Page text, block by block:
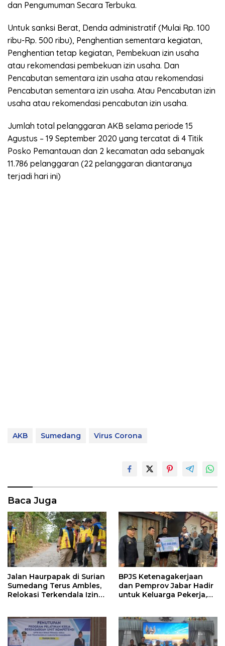
dan Pengumuman Secara Terbuka.
Untuk sanksi Berat, Denda administratif (Mulai Rp. 100
ribu-Rp. 500 ribu), Penghentian sementara kegiatan,
Penghentian tetap kegiatan, Pembekuan izin usaha
atau rekomendasi pembekuan izin usaha. Dan
Pencabutan sementara izin usaha atau rekomendasi
Pencabutan sementara izin usaha. Atau Pencabutan izin
usaha atau rekomendasi pencabutan izin usaha.
Jumlah total pelanggaran AKB selama periode 15
Agustus – 19 September 2020 yang tercatat di 4 Titik
Posko Pemantauan dan 2 kecamatan ada sebanyak
11.786 pelanggaran (22 pelanggaran diantaranya
terjadi hari ini)
AKB Sumedang Virus Corona
Baca Juga
Jalan Haurpapak di Surian
Sumedang Terus Ambles,
Relokasi Terkendala Izin
BPJS Ketenagakerjaan
dan Pemprov Jabar Hadir
untuk Keluarga Pekerja,